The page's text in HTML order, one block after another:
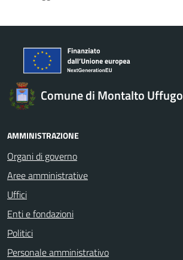
Comune di Montalto Uffugo
AMMINISTRAZIONE
Organi di governo
Aree amministrative
Uffici
Enti e fondazioni
Politici
Personale amministrativo